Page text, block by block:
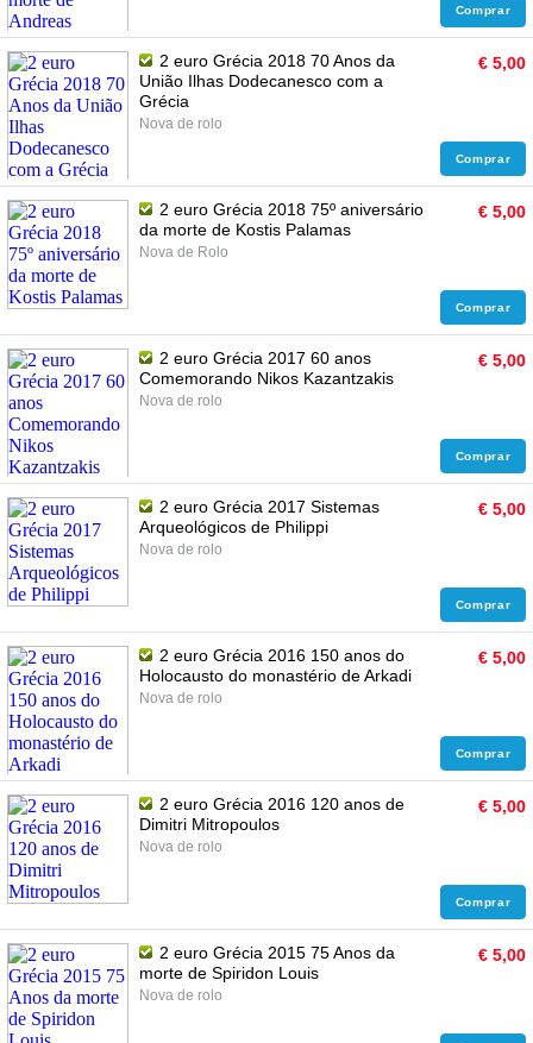
Comprar
2 euro Grécia 2018 70 Anos da
União Ilhas Dodecanesco com a
Grécia
Nova de rolo
€ 5,00
Comprar
2 euro Grécia 2018 75º aniversário
da morte de Kostis Palamas
Nova de Rolo
€ 5,00
Comprar
2 euro Grécia 2017 60 anos
Comemorando Nikos Kazantzakis
Nova de rolo
€ 5,00
Comprar
2 euro Grécia 2017 Sistemas
Arqueológicos de Philippi
Nova de rolo
€ 5,00
Comprar
2 euro Grécia 2016 150 anos do
Holocausto do monastério de Arkadi
Nova de rolo
€ 5,00
Comprar
2 euro Grécia 2016 120 anos de
Dimitri Mitropoulos
Nova de rolo
€ 5,00
Comprar
2 euro Grécia 2015 75 Anos da
morte de Spiridon Louis
Nova de rolo
€ 5,00